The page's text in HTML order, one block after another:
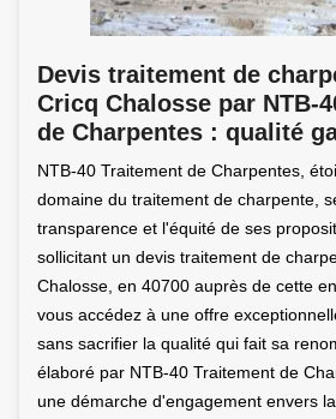
Devis traitement de
Cricq Chalosse par NTB-
de Charpentes : qualité
NTB-40 Traitement de Charpentes,
domaine du traitement de charpente,
transparence et l'équité de ses
sollicitant un devis traitement de
Chalosse, en 40700 auprès de cette
vous accédez à une offre
sans sacrifier la qualité qui fait sa
élaboré par NTB-40 Traitement de
une démarche d'engagement envers